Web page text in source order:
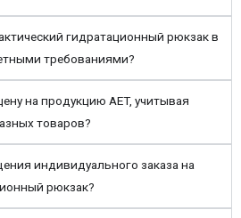
гидратационный рюкзак в
требованиями?
на продукцию AET, учитывая
товаров?
индивидуального заказа на
рюкзак?